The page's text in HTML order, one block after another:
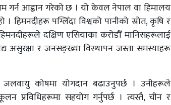
गर्न आह्वान गरेको छ । यो केवल नेपाल वा हिमालय
हिमनदीहरू पग्लिँदा विश्वको पानीको स्रोत, कृषि र
दक्षिण एसियाका करोडौँ मानिसहरूलाई
असुरक्षा र जनसङ्ख्या विस्थापन जस्ता समस्याहरू
कोषमा योगदान बढाउनुपर्छ । उनीहरूले
सहयोग गर्नुपर्छ । त्यस्तै, चीन र